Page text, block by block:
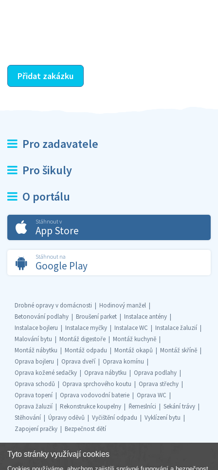
Přidat zakázku
Pro zadavatele
Pro šikuly
O portálu
Stáhnout v
App Store
Stáhnout na
Google Play
Drobné opravy v domácnosti
Hodinový manžel
Betonování podlahy
Broušení parket
Instalace antény
Instalace bojleru
Instalace myčky Instalace WC
Instalace žaluzií
Malování bytu
Montáž digestoře
Montáž kuchyně
Montáž nábytku
Montáž odpadu Montáž okapů
Montáž skříně
Oprava bojleru
Oprava dveří
Oprava komínu
Oprava kožené sedačky
Oprava nábytku
Oprava podlahy
Oprava schodů
Oprava sprchového koutu
Oprava střechy
Oprava topení
Oprava vodovodní baterie
Oprava WC
Oprava žaluzií
Rekonstrukce koupelny Řemeslníci
Sekání trávy
Stěhování
Úpravy oděvů Vyčištění odpadu
Vyklízení bytu
Zapojení pračky
Bezpečnost dětí
Tyto stránky využívají cookies